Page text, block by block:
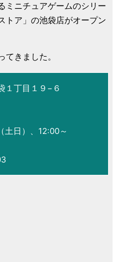
ミニチュアゲームのシリー
トア」の池袋店がオープン
きました。
１丁目１９−６
日）、12:00～